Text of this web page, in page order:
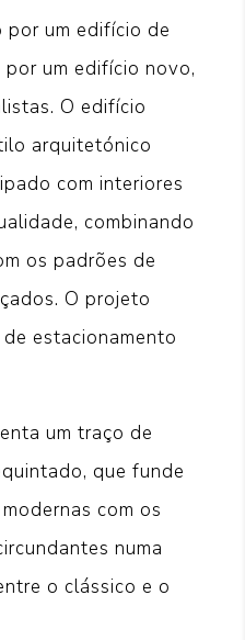
um edifício de
um edifício novo,
O edifício
arquitetónico
com interiores
combinando
os padrões de
O projeto
estacionamento
um traço de
que funde
com os
numa
o clássico e o